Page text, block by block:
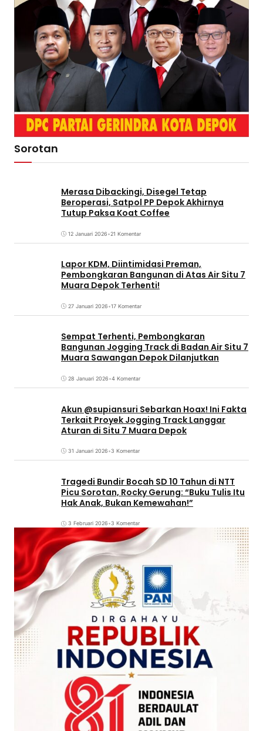
Sorotan
Merasa Dibackingi, Disegel Tetap
Beroperasi, Satpol PP Depok Akhirnya
Tutup Paksa Koat Coffee
12 Januari 2026•21 Komentar
Lapor KDM, Diintimidasi Preman,
Pembongkaran Bangunan di Atas Air Situ 7
Muara Depok Terhenti!
27 Januari 2026•17 Komentar
Sempat Terhenti, Pembongkaran
Bangunan Jogging Track di Badan Air Situ 7
Muara Sawangan Depok Dilanjutkan
28 Januari 2026•4 Komentar
Akun @supiansuri Sebarkan Hoax! Ini Fakta
Terkait Proyek Jogging Track Langgar
Aturan di Situ 7 Muara Depok
31 Januari 2026•3 Komentar
Tragedi Bundir Bocah SD 10 Tahun di NTT
Picu Sorotan, Rocky Gerung: “Buku Tulis Itu
Hak Anak, Bukan Kemewahan!”
3 Februari 2026•3 Komentar